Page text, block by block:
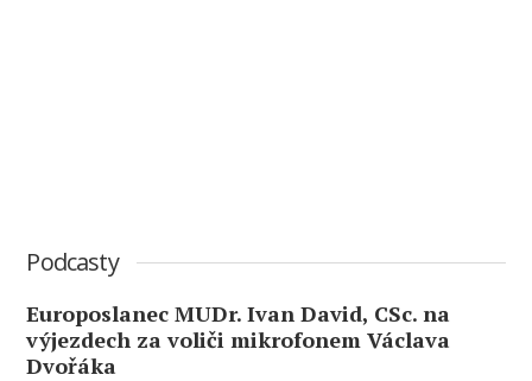
Podcasty
Europoslanec MUDr. Ivan David, CSc. na
výjezdech za voliči mikrofonem Václava
Dvořáka